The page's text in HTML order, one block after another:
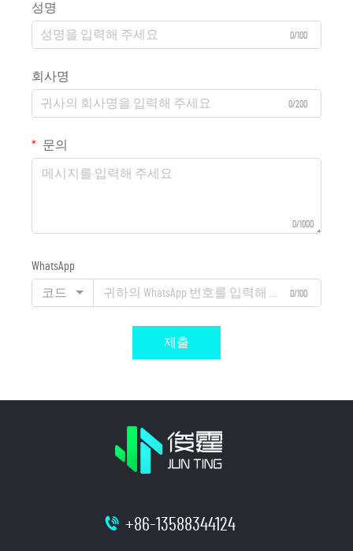
성명
0/100
회사명
0/200
문의
0/1000
WhatsApp
코드 0/100
제출
+86-13588344124